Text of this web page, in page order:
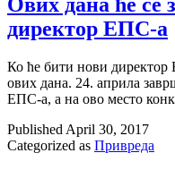
директор ЕПС-а
Ко ће бити нови директор
ових дана. 24. априла
ЕПС-а, а на ово место
Published April 30, 2017
Categorized as Привреда